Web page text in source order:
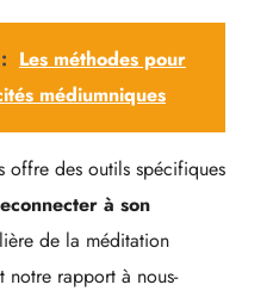
Les méthodes pour
médiumniques
offre des outils spécifiques
à son
de la méditation
notre rapport à nous-